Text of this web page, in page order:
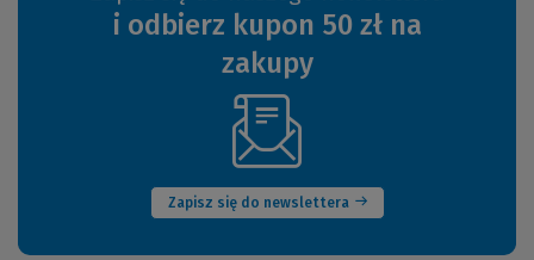
i odbierz kupon 50 zł na
zakupy
Zapisz się do newslettera
(Nowe
okno)